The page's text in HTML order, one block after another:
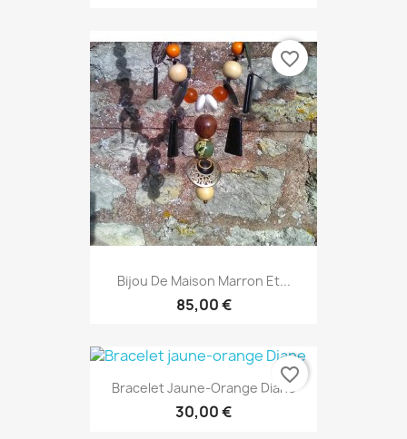
Bijou De Maison Marron Et...
85,00 €
favorite_border
Bracelet Jaune-Orange Diane
30,00 €
favorite_border